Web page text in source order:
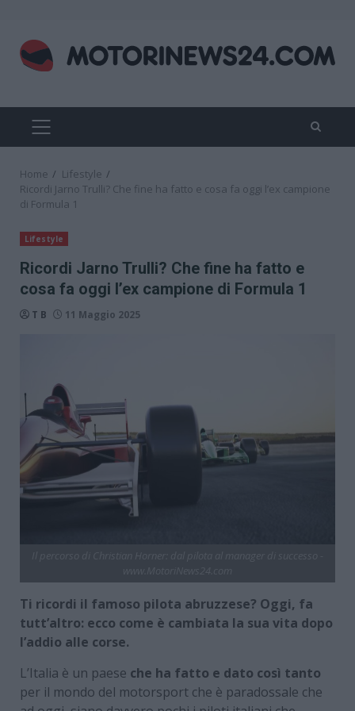
content
PRIMARY
MENU
Home
Lifestyle
Ricordi Jarno Trulli? Che fine ha fatto e cosa fa oggi l’ex campione
di Formula 1
Lifestyle
Ricordi Jarno Trulli? Che fine ha fatto e
cosa fa oggi l’ex campione di Formula 1
T B 11 Maggio 2025
Ti ricordi il famoso pilota abruzzese? Oggi, fa
tutt’altro: ecco come è cambiata la sua vita dopo
l’addio alle corse.
L’Italia è un paese che ha fatto e dato così tanto
per il mondo del motorsport che è paradossale che